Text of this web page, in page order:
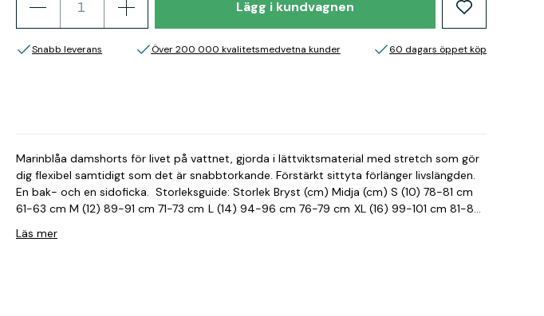
Lägg i kundvagnen
Snabb leverans Över 200 000 kvalitetsmedvetna kunder 60 dagars öppet köp
Marinblåa damshorts för livet på vattnet, gjorda i lättviktsmaterial med stretch som gör
dig flexibel samtidigt som det är snabbtorkande. Förstärkt sittyta förlänger livslängden.
En bak- och en sidoficka. Storleksguide: Storlek Bryst (cm) Midja (cm) S (10) 78-81 cm
61-63 cm M (12) 89-91 cm 71-73 cm L (14) 94-96 cm 76-79 cm XL (16) 99-101 cm 81-84
Läs mer